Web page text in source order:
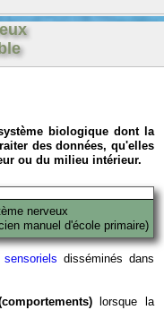
biologique dont la
des données, qu'elles
ou du milieu intérieur.
nerveux
manuel d'école primaire)
disséminés dans
lorsque la